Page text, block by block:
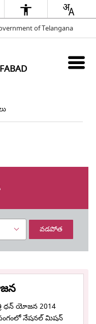
of Telangana
వడపోత
ధన్ యోజన 2014
నేషనల్ మిషన్